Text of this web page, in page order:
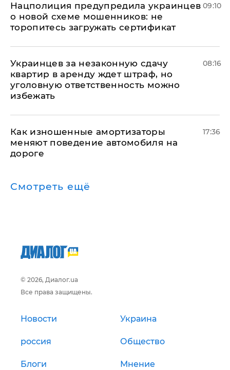
Нацполиция предупредила украинцев
о новой схеме мошенников: не
торопитесь загружать сертификат
09:10
Украинцев за незаконную сдачу
квартир в аренду ждет штраф, но
уголовную ответственность можно
избежать
08:16
Как изношенные амортизаторы
меняют поведение автомобиля на
дороге
17:36
Смотреть ещё
© 2026, Диалог.ua
Все права защищены.
Новости Украина
россия Общество
Блоги Мнение